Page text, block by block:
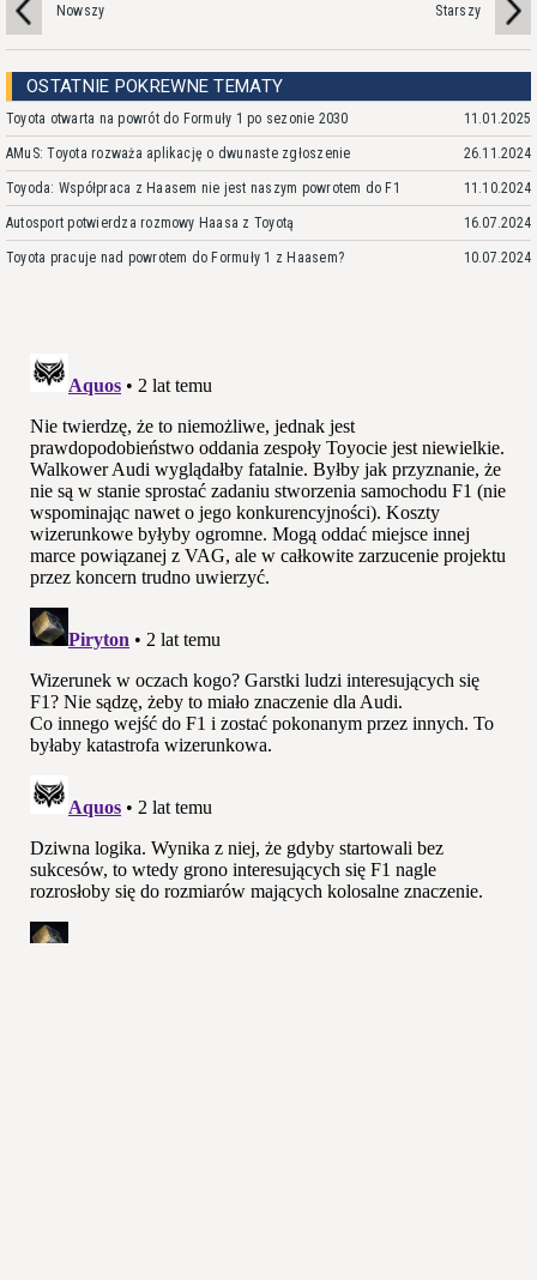
Nowszy Starszy
OSTATNIE POKREWNE TEMATY
Toyota otwarta na powrót do Formuły 1 po sezonie 2030 11.01.2025
AMuS: Toyota rozważa aplikację o dwunaste zgłoszenie 26.11.2024
Toyoda: Współpraca z Haasem nie jest naszym powrotem do F1 11.10.2024
Autosport potwierdza rozmowy Haasa z Toyotą 16.07.2024
Toyota pracuje nad powrotem do Formuły 1 z Haasem? 10.07.2024